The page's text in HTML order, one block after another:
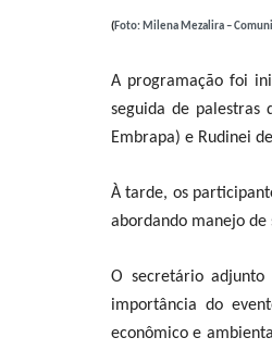
(Foto: Milena Mezalira –
A programação foi
seguida de palestras
Embrapa) e Rudinei
À tarde, os
abordando manejo de
O secretário adjunto
importância do
econômico e